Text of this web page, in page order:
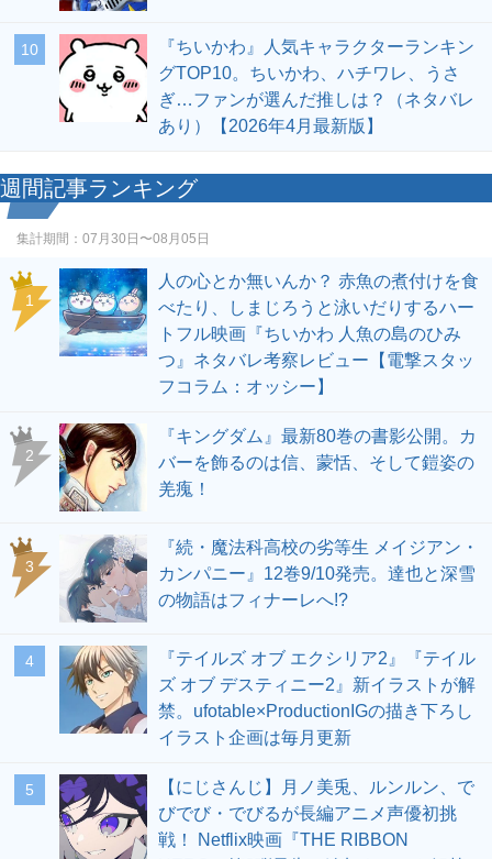
10
『ちいかわ』人気キャラクターランキン
グTOP10。ちいかわ、ハチワレ、うさ
ぎ…ファンが選んだ推しは？（ネタバレ
あり）【2026年4月最新版】
週間記事ランキング
集計期間： 07月30日〜08月05日
1
人の心とか無いんか？ 赤魚の煮付けを食
べたり、しまじろうと泳いだりするハー
トフル映画『ちいかわ 人魚の島のひみ
つ』ネタバレ考察レビュー【電撃スタッ
フコラム：オッシー】
2
『キングダム』最新80巻の書影公開。カ
バーを飾るのは信、蒙恬、そして鎧姿の
羌瘣！
3
『続・魔法科高校の劣等生 メイジアン・
カンパニー』12巻9/10発売。達也と深雪
の物語はフィナーレへ!?
4
『テイルズ オブ エクシリア2』『テイル
ズ オブ デスティニー2』新イラストが解
禁。ufotable×ProductionIGの描き下ろし
イラスト企画は毎月更新
5
【にじさんじ】月ノ美兎、ルンルン、で
びでび・でびるが長編アニメ声優初挑
戦！ Netflix映画『THE RIBBON